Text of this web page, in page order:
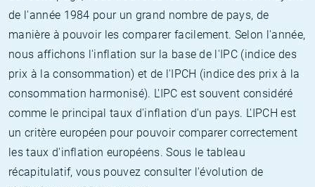
de l'année 1984 pour un grand nombre de pays, de
manière à pouvoir les comparer facilement. Selon l'année,
nous affichons l'inflation sur la base de l'IPC (indice des
prix à la consommation) et de l'IPCH (indice des prix à la
consommation harmonisé). L'IPC est souvent considéré
comme le principal taux d'inflation d'un pays. L'IPCH est
un critère européen pour pouvoir comparer correctement
les taux d'inflation européens. Sous le tableau
récapitulatif, vous pouvez consulter l'évolution de